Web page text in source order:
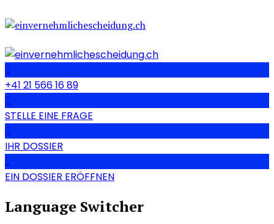
+41 21 566 16 89
STELLE EINE FRAGE
IHR DOSSIER
EIN DOSSIER ERÖFFNEN
Language Switcher